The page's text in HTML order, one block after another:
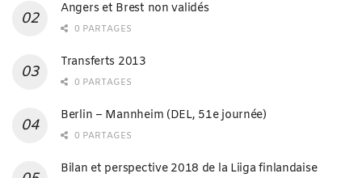
Angers et Brest non validés
0 PARTAGES
Transferts 2013
0 PARTAGES
Berlin – Mannheim (DEL, 51e journée)
0 PARTAGES
Bilan et perspective 2018 de la Liiga finlandaise